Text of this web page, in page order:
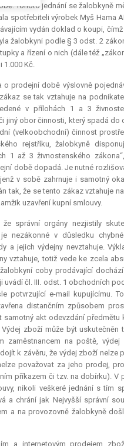
Tohoto jednání se žalobkyně
spotřebiteli výrobek Myš Hama
vydán doklad o koupi,
žalobkyni podle § 3 odst. 2
a řízení o nich (dále též
1.000 Kč.
prodejní době výslovně
se tak vztahuje na
v přílohách 1 a 3
jiný obor činnosti, který spadá
(velkoobchodní) činnost
rejstříku, žalobkyně
1 až 3 živnostenského
době dopadá. Je nutné
v sobě zahrnuje i samotný
tak, že se tento zákaz vztahuje
uzavření kupní smlouvy.
správní orgány nezjistily
nezákonné v důsledku chybné
jejich výdejny nevztahuje.
vztahuje, totiž vede ke zcela
coby prodávající
čl. III. odst. 1 obchodních
potvrzující e-mail kupujícímu.
distančním způsobem
akt odevzdání předmětu
zboží může být
na poště, výdej
k závěru, že výdej zboží nelze
považovat za jeho prodej,
příkazem či tzv. na dobírku). V
nikoli veškeré jednání s tím
a chrání jak Nejvyšší správní
a na provozovně žalobkyně
a internetovým prodejem